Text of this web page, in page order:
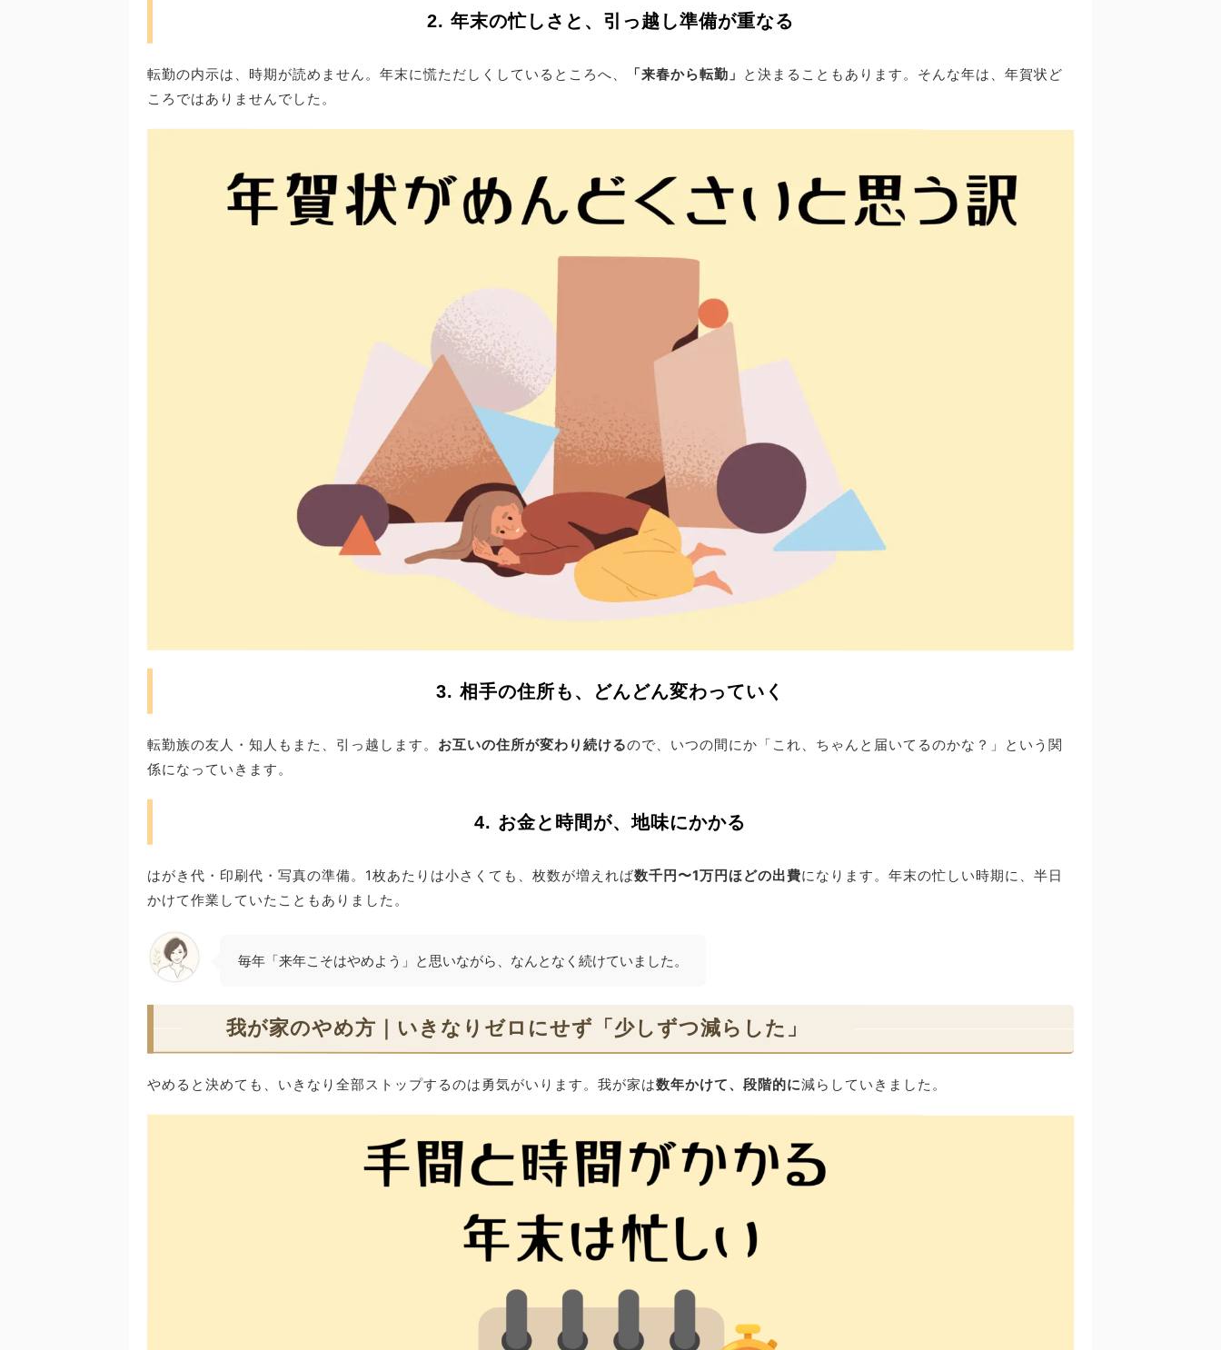
2. 年末の忙しさと、引っ越し準備が重なる
転勤の内示は、時期が読めません。年末に慌ただしくしているところへ、 「来春から転勤」 と決まることもあります。そんな年は、年賀状ど
ころではありませんでした。
3. 相手の住所も、どんどん変わっていく
転勤族の友人・知人もまた、引っ越します。 お互いの住所が変わり続けるので、いつの間にか「これ、ちゃんと届いてるのかな？」という関
係になっていきます。
4. お金と時間が、地味にかかる
はがき代・印刷代・写真の準備。1枚あたりは小さくても、枚数が増えれば数千円〜1万円ほどの出費になります。年末の忙しい時期に、半日
かけて作業していたこともありました。
毎年「来年こそはやめよう」と思いながら、なんとなく続けていました。
我が家のやめ方｜いきなりゼロにせず「少しずつ減らした」
やめると決めても、いきなり全部ストップするのは勇気がいります。我が家は数年かけて、段階的に減らしていきました。